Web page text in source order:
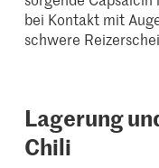
bei Kontakt mit
schwere
Lagerung
Chili